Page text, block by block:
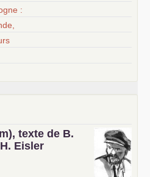
:
texte de B.
Eisler